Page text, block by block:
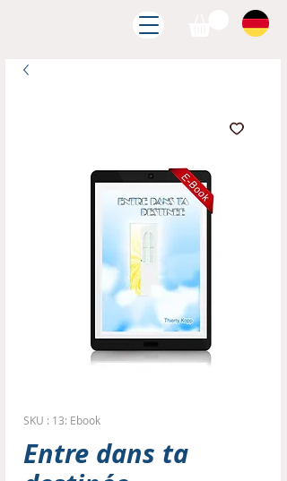
SKU : 13: Ebook
Entre dans ta